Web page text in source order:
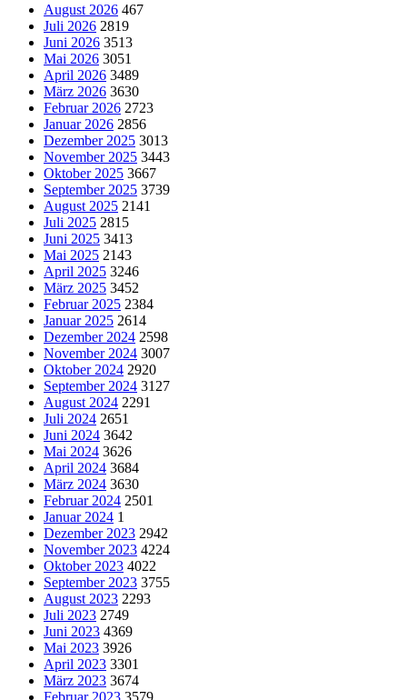
August 2026 467
Juli 2026 2819
Juni 2026 3513
Mai 2026 3051
April 2026 3489
März 2026 3630
Februar 2026 2723
Januar 2026 2856
Dezember 2025 3013
November 2025 3443
Oktober 2025 3667
September 2025 3739
August 2025 2141
Juli 2025 2815
Juni 2025 3413
Mai 2025 2143
April 2025 3246
März 2025 3452
Februar 2025 2384
Januar 2025 2614
Dezember 2024 2598
November 2024 3007
Oktober 2024 2920
September 2024 3127
August 2024 2291
Juli 2024 2651
Juni 2024 3642
Mai 2024 3626
April 2024 3684
März 2024 3630
Februar 2024 2501
Januar 2024 1
Dezember 2023 2942
November 2023 4224
Oktober 2023 4022
September 2023 3755
August 2023 2293
Juli 2023 2749
Juni 2023 4369
Mai 2023 3926
April 2023 3301
März 2023 3674
Februar 2023 3579